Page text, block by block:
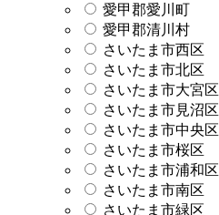
愛甲郡愛川町
愛甲郡清川村
さいたま市西区
さいたま市北区
さいたま市大宮区
さいたま市見沼区
さいたま市中央区
さいたま市桜区
さいたま市浦和区
さいたま市南区
さいたま市緑区